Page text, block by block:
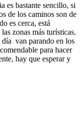
es bastante sencillo, si
de los caminos son de
es cerca, está
zonas más turísticas.
día van parando en los
para hacer
hay que esperar y